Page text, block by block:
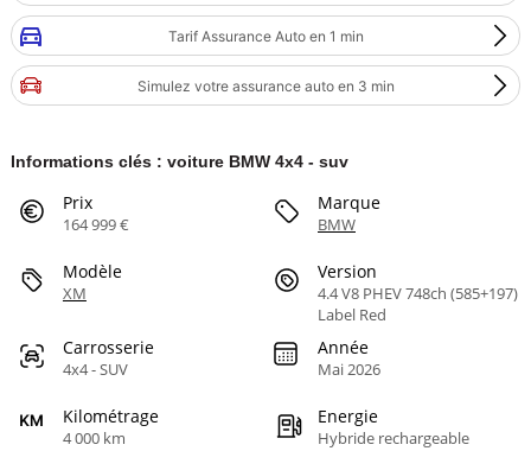
Tarif Assurance Auto en 1 min
Simulez votre assurance auto en 3 min
Informations clés : voiture BMW 4x4 - suv
Prix
164 999 €
Marque
BMW
Modèle
XM
Version
4.4 V8 PHEV 748ch (585+197)
Label Red
Carrosserie
4x4 - SUV
Année
Mai 2026
Kilométrage
4 000 km
Energie
Hybride rechargeable